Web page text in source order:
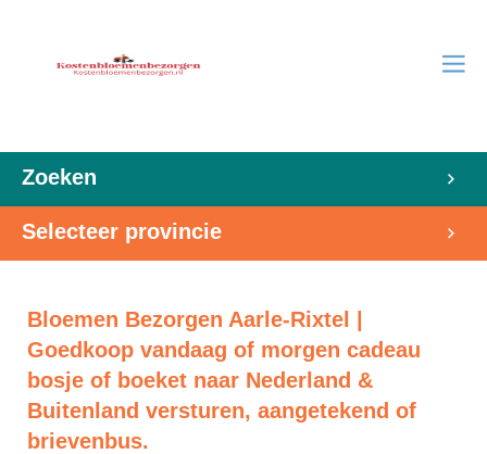
Zoeken
Selecteer provincie
Bloemen Bezorgen Aarle-Rixtel |
Goedkoop vandaag of morgen cadeau
bosje of boeket naar Nederland &
Buitenland versturen, aangetekend of
brievenbus.